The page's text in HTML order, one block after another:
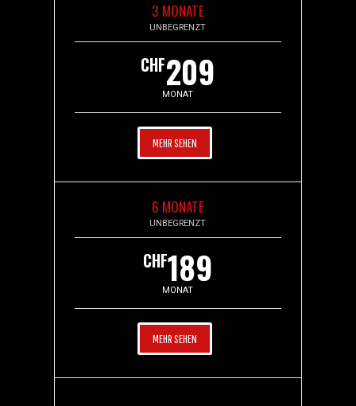
3 MONATE
UNBEGRENZT
CHF209
MONAT
MEHR SEHEN
6 MONATE
UNBEGRENZT
CHF189
MONAT
MEHR SEHEN